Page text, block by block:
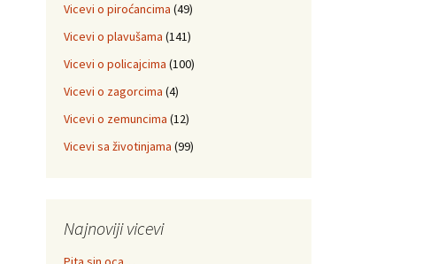
Vicevi o piroćancima (49)
Vicevi o plavušama (141)
Vicevi o policajcima (100)
Vicevi o zagorcima (4)
Vicevi o zemuncima (12)
Vicevi sa životinjama (99)
Najnoviji vicevi